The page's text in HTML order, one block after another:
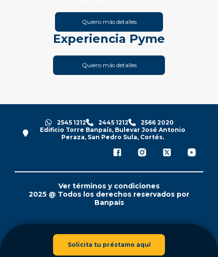
Solicita tu préstamo aquí
Quiero más detalles
Experiencia Pyme
Quiero más detalles
2545 1212 2445 1212
2566 2020
Edificio Torre Banpaís, Bulevar José Antonio
Peraza, San Pedro Sula, Cortés.
Ver términos y condiciones
2025 @ Todos los derechos reservados por
Banpaís